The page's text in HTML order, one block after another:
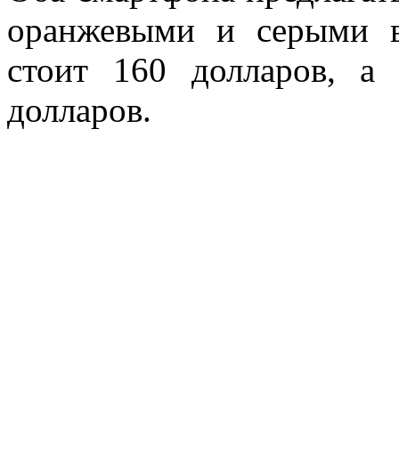
оранжевыми и серыми
стоит 160 долларов, а
долларов.